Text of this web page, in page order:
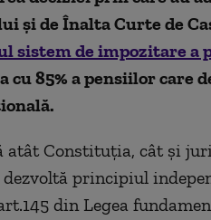
şi de Înalta Curte de
sistem de impozitare a
85% a pensiilor care
atât Constituţia, cât şi
principiul
din Legea